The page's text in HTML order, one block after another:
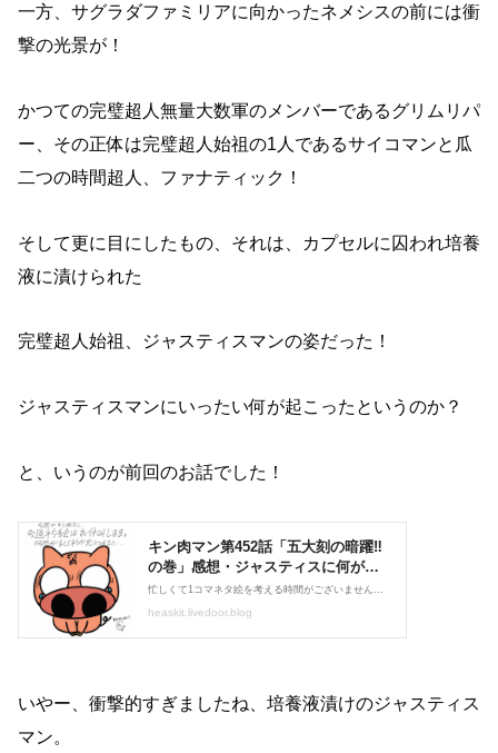
一方、サグラダファミリアに向かったネメシスの前には衝
撃の光景が！
かつての完璧超人無量大数軍のメンバーであるグリムリパ
ー、その正体は完璧超人始祖の1人であるサイコマンと瓜
二つの時間超人、ファナティック！
そして更に目にしたもの、それは、カプセルに囚われ培養
液に漬けられた
完璧超人始祖、ジャスティスマンの姿だった！
ジャスティスマンにいったい何が起こったというのか？
と、いうのが前回のお話でした！
いやー、衝撃的すぎましたね、培養液漬けのジャスティス
マン。